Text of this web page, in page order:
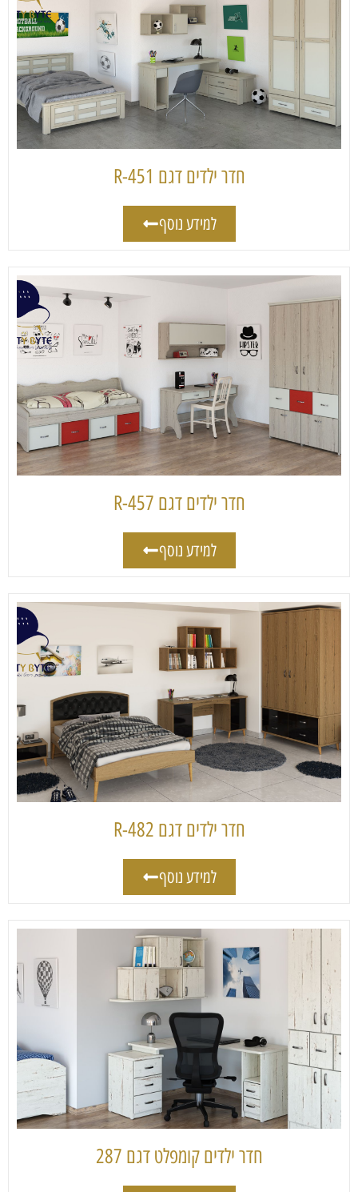
חדר ילדים דגם 451-R
למידע נוסף
חדר ילדים דגם 457-R
למידע נוסף
חדר ילדים דגם 482-R
למידע נוסף
חדר ילדים קומפלט דגם 287